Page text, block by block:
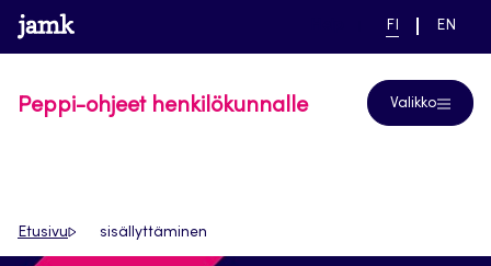
Siirry
suoraan
www.jamk.fi linkki pääsivustolle
NYKYINEN
FI
VAIHDA
EN
Peppi-ohjeet henkilökunnalle Valikko
Etusivu sisällyttäminen